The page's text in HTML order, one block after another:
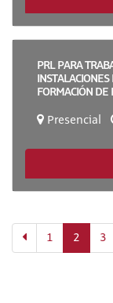
PRL PARA
FORMACIÓN DE
Presencial
1 2 (actual)
3